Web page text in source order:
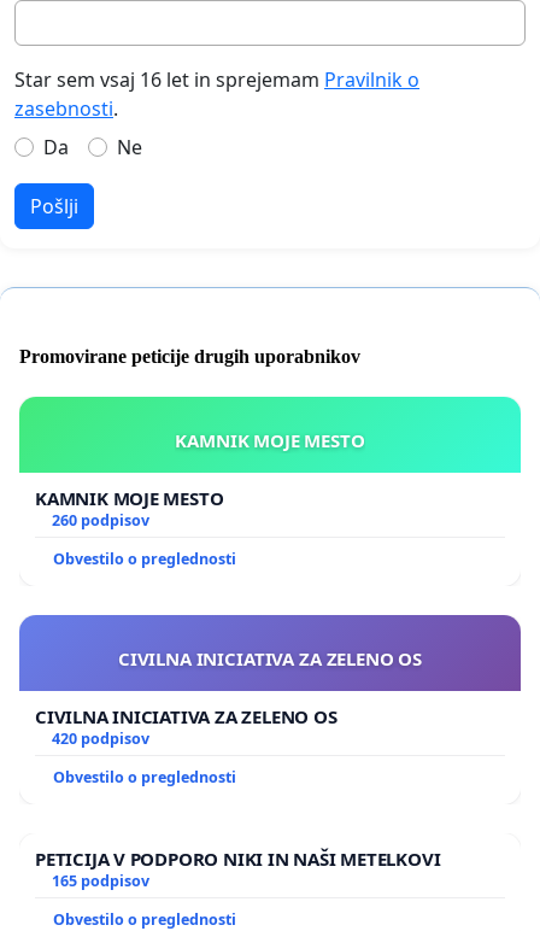
Star sem vsaj 16 let in sprejemam Pravilnik o
zasebnosti.
Da
Ne
Pošlji
Promovirane peticije drugih uporabnikov
KAMNIK MOJE MESTO
KAMNIK MOJE MESTO
260 podpisov
Obvestilo o preglednosti
CIVILNA INICIATIVA ZA ZELENO OS
CIVILNA INICIATIVA ZA ZELENO OS
420 podpisov
Obvestilo o preglednosti
PETICIJA V PODPORO NIKI IN NAŠI METELKOVI
165 podpisov
Obvestilo o preglednosti